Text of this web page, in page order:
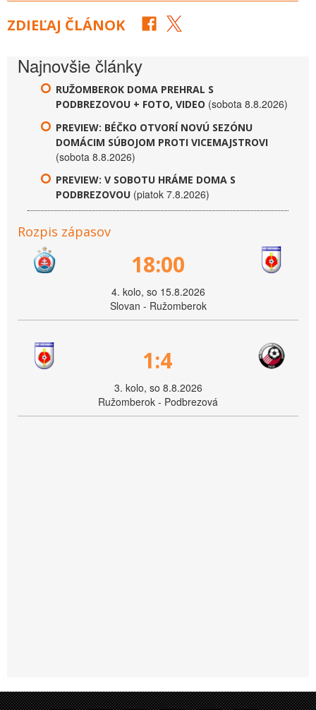
ZDIEĽAJ ČLÁNOK
Najnovšie články
RUŽOMBEROK DOMA PREHRAL S
PODBREZOVOU + FOTO, VIDEO (sobota 8.8.2026)
PREVIEW: BÉČKO OTVORÍ NOVÚ SEZÓNU
DOMÁCIM SÚBOJOM PROTI VICEMAJSTROVI
(sobota 8.8.2026)
PREVIEW: V SOBOTU HRÁME DOMA S
PODBREZOVOU (piatok 7.8.2026)
Rozpis zápasov
18:00
4. kolo, so 15.8.2026
Slovan - Ružomberok
1:4
3. kolo, so 8.8.2026
Ružomberok - Podbrezová